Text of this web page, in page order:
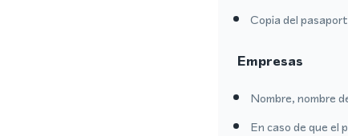
Copia del
Empresas
Nombre, nombre
En caso de que el